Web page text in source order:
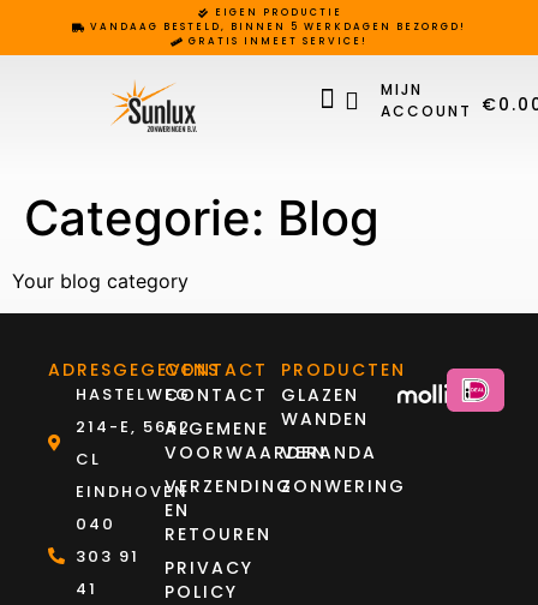
EIGEN PRODUCTIE
VANDAAG BESTELD, BINNEN 5 WERKDAGEN BEZORGD!
GRATIS INMEET SERVICE!
MIJN
ACCOUNT
€
Categorie: Blog
Your blog category
ADRESGEGEVENS
HASTELWEG
214-E, 5652
CL
EINDHOVEN
040
303 91
41
CONTACT
CONTACT
ALGEMENE
VOORWAARDEN
VERZENDING
EN
RETOUREN
PRIVACY
POLICY
PRODUCTEN
GLAZEN
WANDEN
VERANDA
ZONWERING